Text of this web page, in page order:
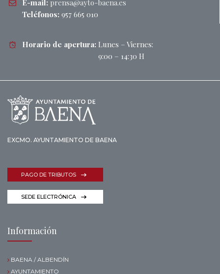
E-mail: prensa@ayto-baena.es
Teléfonos: 957 665 010
Horario de apertura: Lunes – Viernes:
9:00 – 14:30 H
EXCMO. AYUNTAMIENTO DE BAENA
PAGO DE TRIBUTOS
SEDE ELECTRÓNICA
Información
BAENA / ALBENDÍN
AYUNTAMIENTO